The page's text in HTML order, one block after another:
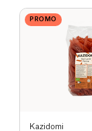
PROMO
Kazidomi